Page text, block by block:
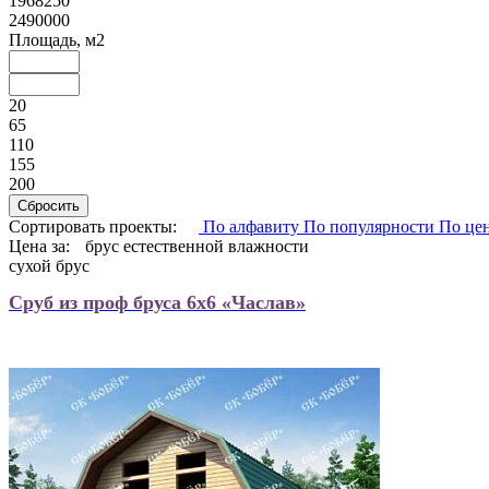
2490000
Площадь, м2
20
65
110
155
200
Сортировать проекты: По алфавиту По популярности По
Цена за:
брус естественной влажности
сухой брус
Сруб из проф бруса 6х6 «Часлав»